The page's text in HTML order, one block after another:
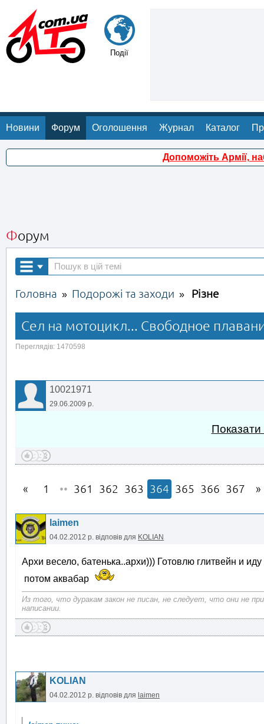
Події
Новини Форум Оголошення Журнал Каталог
Допоможіть Армії,
Форум
Головна » Подорожі та заходи » Різне
Сел на мотоцикл... Свободное
Переглядів: 1470598
10021971
29.06.2009 р.
Показати
1 •• 361 362 363 364 365 366 367
laimen
04.02.2012 р. відповів для KOLIAN
Архи весело, батенька..архи))) Готовлю глитвейн и
потом аквабар
Из того, что дуракам закон не писан, не следует, что они не
написании.
KOLIAN
04.02.2012 р. відповів для laimen